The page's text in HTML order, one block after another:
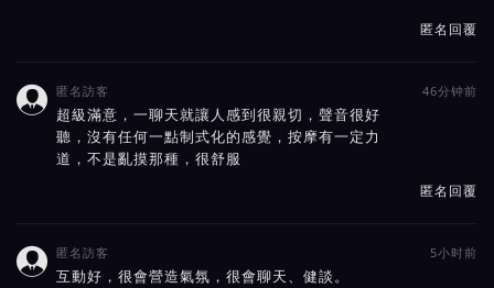
匿名回覆
 匿名訪客 46分钟前
超級滿意，一聊天就讓人感到很親切，聲音很好
聽，沒有任何一點制式化的感覺，按摩有一定力
道，不是亂摸那種，很舒服
匿名回覆
 匿名訪客 5小时前
互動好，很會營造氣氛，很會聊天、健談。